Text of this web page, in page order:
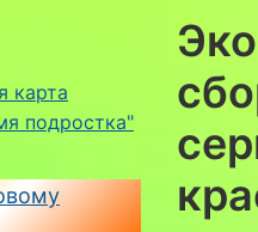
карта
подростка"